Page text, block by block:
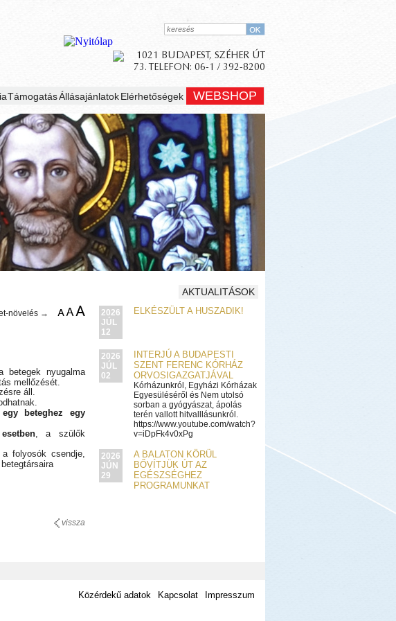
TámogatásÁllásajánlatok Elérhetőségek WEBSHOP
növelés →
betegek nyugalma
mellőzését.
áll.
egy beteghez egy
, a szülők
folyosók csendje,
vissza
AKTUALITÁSOK
2026
JÚL
12
ELKÉSZÜLT A HUSZADIK!
2026
JÚL
02
INTERJÚ A BUDAPESTI
SZENT FERENC KÓRHÁZ
ORVOSIGAZGATJÁVAL
Kórházunkról, Egyházi Kórházak
Egyesüléséről és Nem utolsó
sorban a gyógyászat, ápolás
terén vallott hitvalllásunkról.
https://www.youtube.com/watch?
v=iDpFk4v0xPg
2026
JÚN
29
A BALATON KÖRÜL
BŐVÍTJÜK ÚT AZ
EGÉSZSÉGHEZ
PROGRAMUNKAT
Közérdekű adatok Kapcsolat Impresszum